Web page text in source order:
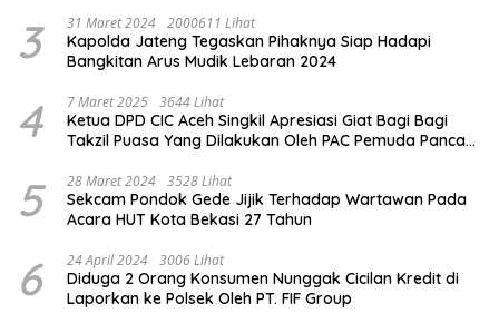
3 31 Maret 2024 2000611 Lihat
Kapolda Jateng Tegaskan Pihaknya Siap Hadapi
Bangkitan Arus Mudik Lebaran 2024
4 7 Maret 2025 3644 Lihat
Ketua DPD CIC Aceh Singkil Apresiasi Giat Bagi Bagi
Takzil Puasa Yang Dilakukan Oleh PAC Pemuda Panca
Meriah Kabupaten Aceh Singkil
5 28 Maret 2024 3528 Lihat
Sekcam Pondok Gede Jijik Terhadap Wartawan Pada
Acara HUT Kota Bekasi 27 Tahun
6 24 April 2024 3006 Lihat
Diduga 2 Orang Konsumen Nunggak Cicilan Kredit di
Laporkan ke Polsek Oleh PT. FIF Group